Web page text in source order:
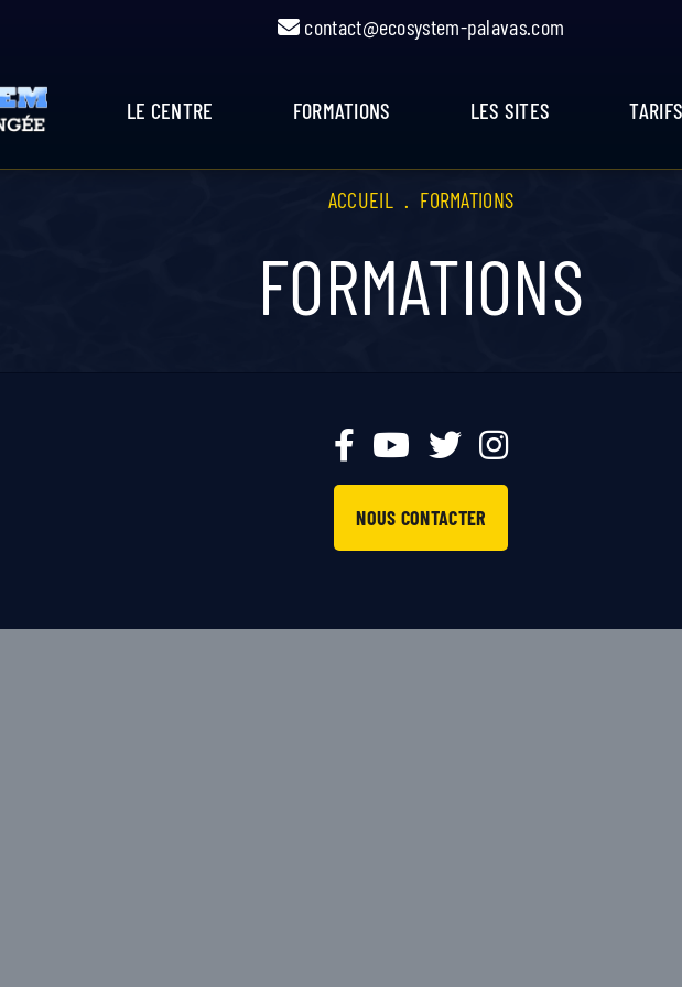
contact@ecosystem-palavas.com
LE CENTRE FORMATIONS LES SITES TARIFS
ACCUEIL . FORMATIONS
FORMATIONS
NOUS CONTACTER